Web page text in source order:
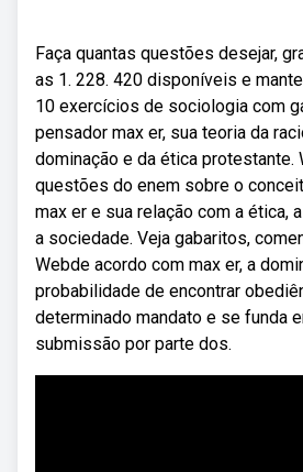
Faça quantas questões desejar,
as 1. 228. 420 disponíveis e
10 exercícios de sociologia com
pensador max er, sua teoria da
dominação e da ética protestante.
questões do enem sobre o
max er e sua relação com a ética,
a sociedade. Veja gabaritos,
Webde acordo com max er, a
probabilidade de encontrar
determinado mandato e se funda
submissão por parte dos.